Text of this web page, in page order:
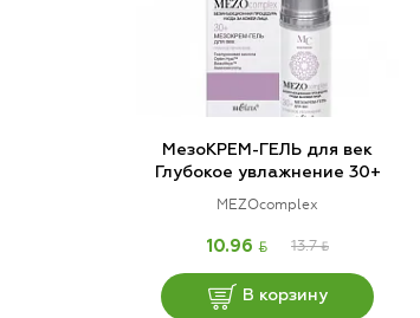
МезоКРЕМ-ГЕЛЬ для век
Глубокое увлажнение 30+
MEZOcomplex
10.96 BYN 13.7BYN
В корзину